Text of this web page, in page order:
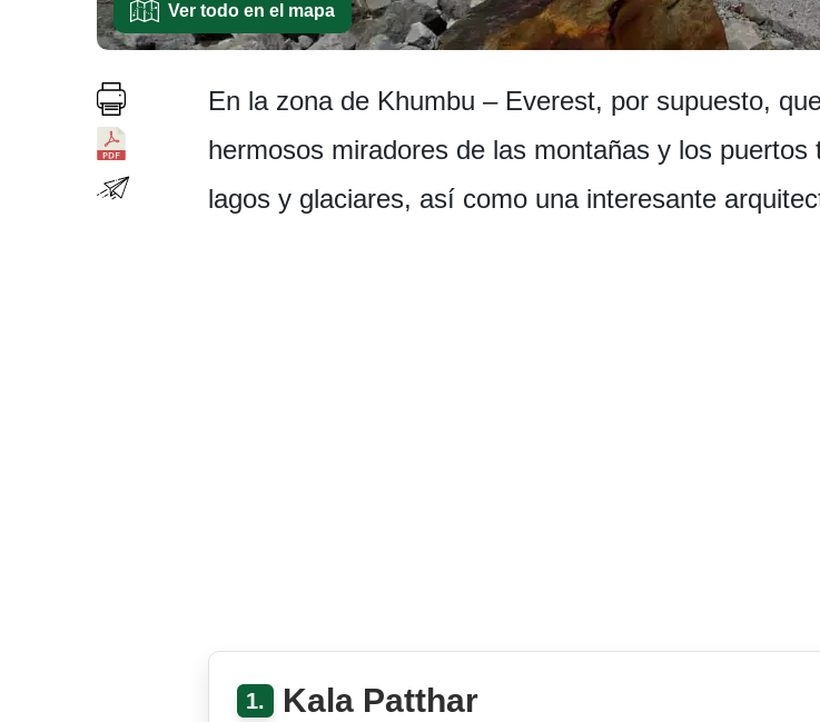
Ver todo en el mapa
En la zona de Khumbu – Everest, por supuesto,
hermosos miradores de las montañas y los
lagos y glaciares, así como una interesante
1. Kala Patthar